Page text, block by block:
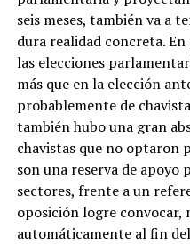
seis meses, también va a
dura realidad concreta.
las elecciones
más que en la elección
probablemente de
también hubo una gran
chavistas que no optaron
son una reserva de apoyo
sectores, frente a un
oposición logre convocar,
automáticamente al fin